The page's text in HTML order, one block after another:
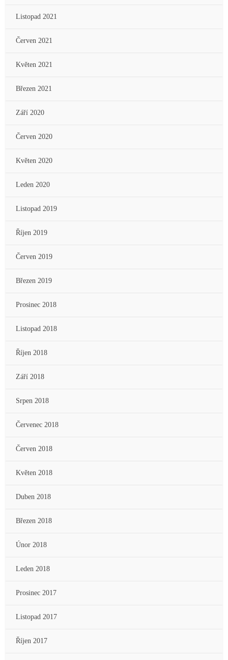
Listopad 2021
Červen 2021
Květen 2021
Březen 2021
Září 2020
Červen 2020
Květen 2020
Leden 2020
Listopad 2019
Říjen 2019
Červen 2019
Březen 2019
Prosinec 2018
Listopad 2018
Říjen 2018
Září 2018
Srpen 2018
Červenec 2018
Červen 2018
Květen 2018
Duben 2018
Březen 2018
Únor 2018
Leden 2018
Prosinec 2017
Listopad 2017
Říjen 2017